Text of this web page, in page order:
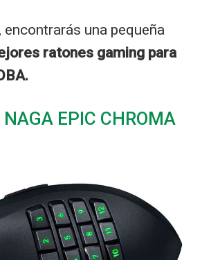
una pequeña
ratones gaming para
EPIC CHROMA